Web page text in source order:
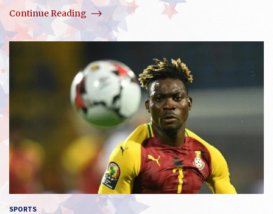
Continue Reading
SPORTS